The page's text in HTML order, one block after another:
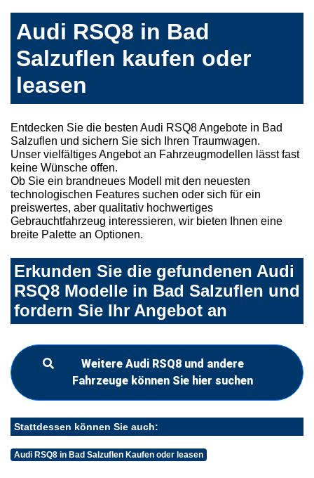
Audi RSQ8 in Bad
Salzuflen kaufen oder
leasen
Entdecken Sie die besten Audi RSQ8 Angebote in Bad
Salzuflen und sichern Sie sich Ihren Traumwagen.
Unser vielfältiges Angebot an Fahrzeugmodellen lässt fast
keine Wünsche offen.
Ob Sie ein brandneues Modell mit den neuesten
technologischen Features suchen oder sich für ein
preiswertes, aber qualitativ hochwertiges
Gebrauchtfahrzeug interessieren, wir bieten Ihnen eine
breite Palette an Optionen.
Erkunden Sie die gefundenen Audi
RSQ8 Modelle in Bad Salzuflen und
fordern Sie Ihr Angebot an
Weitere Audi RSQ8 und andere
Fahrzeuge können Sie hier suchen
Stattdessen können Sie auch:
Audi RSQ8 in Bad Salzuflen Kaufen oder leasen